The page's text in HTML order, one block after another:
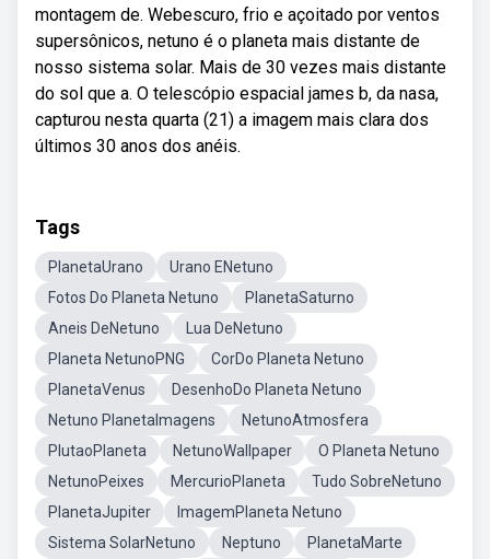
montagem de. Webescuro, frio e açoitado por ventos
supersônicos, netuno é o planeta mais distante de
nosso sistema solar. Mais de 30 vezes mais distante
do sol que a. O telescópio espacial james b, da nasa,
capturou nesta quarta (21) a imagem mais clara dos
últimos 30 anos dos anéis.
Tags
PlanetaUrano
Urano ENetuno
Fotos Do Planeta Netuno
PlanetaSaturno
Aneis DeNetuno
Lua DeNetuno
Planeta NetunoPNG
CorDo Planeta Netuno
PlanetaVenus
DesenhoDo Planeta Netuno
Netuno PlanetaImagens
NetunoAtmosfera
PlutaoPlaneta
NetunoWallpaper
O Planeta Netuno
NetunoPeixes
MercurioPlaneta
Tudo SobreNetuno
PlanetaJupiter
ImagemPlaneta Netuno
Sistema SolarNetuno
Neptuno
PlanetaMarte